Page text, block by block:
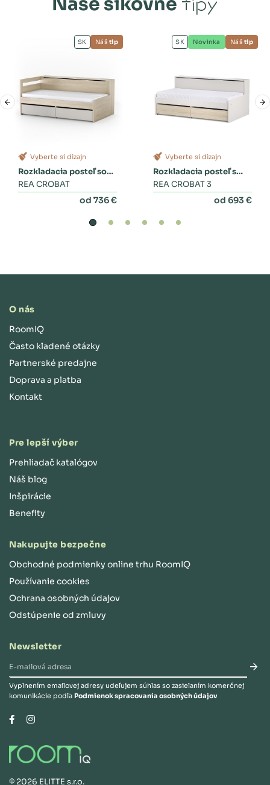
tipy
Vyberte si dizajn
Rozkladacia posteľ so
zásuvkami
REA CROBAT
od 736 €
SK Náš tip
Vyberte si dizajn
Rozkladacia posteľ s
dvoma zásuvkami a
REA CROBAT 3
od 693 €
SK Novinka Náš tip
O nás
RoomIQ
Často kladené otázky
Partnerské predajne
Doprava a platba
Kontakt
Pre lepší výber
Prehliadač katalógov
Náš blog
Inšpirácie
Benefity
Nakupujte bezpečne
Obchodné podmienky online trhu RoomIQ
Používanie cookies
Ochrana osobných údajov
Odstúpenie od zmluvy
Newsletter
Vyplnením emailovej adresy udeľujem súhlas so zasielaním komerčnej
komunikácie podľa Podmienok spracovania osobných údajov
FacebookInstagram
© 2026 ELITTE s.r.o.